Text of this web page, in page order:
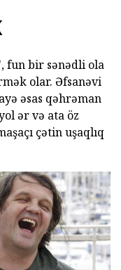
fun bir sənədli ola
olar. Əfsanəvi
əsas qəhrəman
ər və ata öz
çətin uşaqlıq